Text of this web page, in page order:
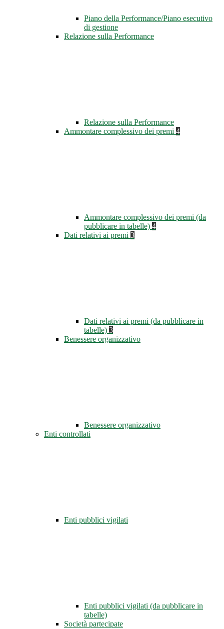
Piano della Performance/Piano esecutivo
di gestione
Relazione sulla Performance
Relazione sulla Performance
Ammontare complessivo dei premi 4
Ammontare complessivo dei premi (da
pubblicare in tabelle) 4
Dati relativi ai premi 3
Dati relativi ai premi (da pubblicare in
tabelle) 3
Benessere organizzativo
Benessere organizzativo
Enti controllati
Enti pubblici vigilati
Enti pubblici vigilati (da pubblicare in
tabelle)
Società partecipate